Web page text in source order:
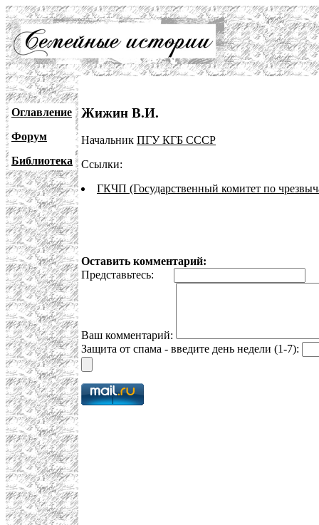
Оглавление
Форум
Библиотека
Жижин В.И.
Начальник ПГУ КГБ СССР
Ссылки:
ГКЧП (Государственный комитет по
Оставить комментарий:
Представьтесь:
Ваш комментарий:
Защита от спама - введите день недели (1-7):